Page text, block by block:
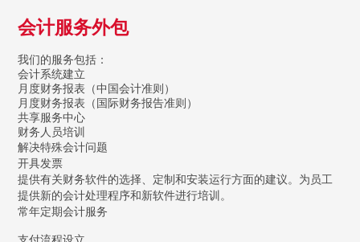
会计服务外包
我们的服务包括：
会计系统建立
月度财务报表（中国会计准则）
月度财务报表（国际财务报告准则）
共享服务中心
财务人员培训
解决特殊会计问题
开具发票
提供有关财务软件的选择、定制和安装运行方面的建议。为员工
提供新的会计处理程序和新软件进行培训。
常年定期会计服务